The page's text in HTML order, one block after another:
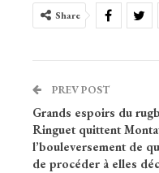
Share
PREV POST
Grands espoirs du
Ringuet quittent
l’bouleversement de
de procéder à elles